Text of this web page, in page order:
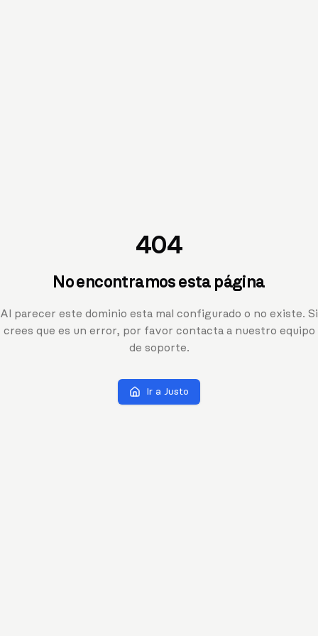
404
No encontramos esta página
Al parecer este dominio esta mal configurado o no existe. Si
crees que es un error, por favor contacta a nuestro equipo
de soporte.
Ir a Justo